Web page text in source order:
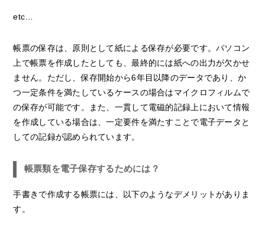
etc…
帳票の保存は、原則として紙による保存が必要です。パソコン
上で帳票を作成したとしても、最終的には紙への出力が欠かせ
ません。ただし、保存開始から6年目以降のデータであり、か
つ一定条件を満たしているケースの場合はマイクロフィルムで
の保存が可能です。また、一貫して電磁的記録上において情報
を作成している場合は、一定要件を満たすことで電子データと
しての記録が認められています。
帳票類を電子保存するためには？
手書きで作成する帳票には、以下のようなデメリットがありま
す。